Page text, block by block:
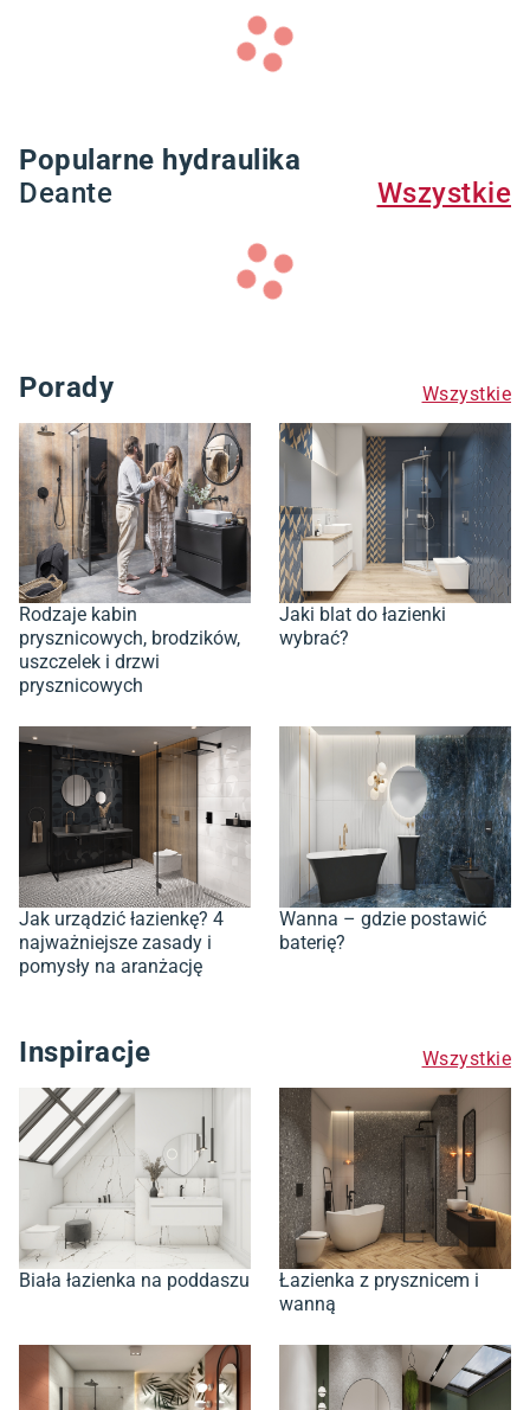
Popularne hydraulika
Deante
Wszystkie
Porady Wszystkie
Rodzaje kabin
prysznicowych, brodzików,
uszczelek i drzwi
prysznicowych
Jaki blat do łazienki
wybrać?
Jak urządzić łazienkę? 4
najważniejsze zasady i
pomysły na aranżację
Wanna – gdzie postawić
baterię?
Inspiracje Wszystkie
Biała łazienka na poddaszu
Łazienka z prysznicem i
wanną